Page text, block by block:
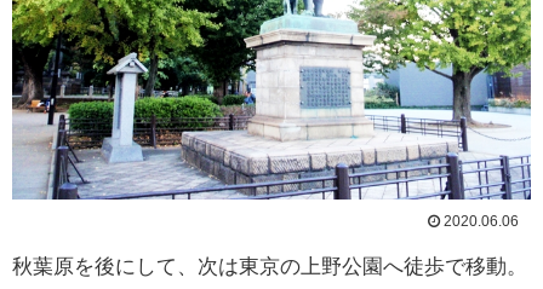
2020.06.06
秋葉原を後にして、次は東京の上野公園へ徒歩で移動。